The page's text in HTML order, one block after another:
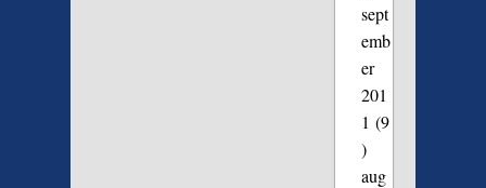
sept
emb
er
201
1 (9
)
aug